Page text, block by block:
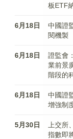
板ETF
6月18日
中國證
閱機製
6月18日
證監會
業前景
階段的
6月18日
中國證
增強制
5月30日
上交
指數即